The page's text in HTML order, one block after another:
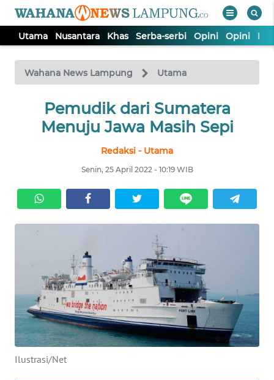
Utama Nusantara Khas Serba-serbi Opini Opini
Wahana News Lampung Utama
Pemudik dari Sumatera
Menuju Jawa Masih Sepi
Redaksi - Utama
Senin, 25 April 2022 - 10:19 WIB
Ilustrasi/Net
TV
Tutup
UTAMA
SERBA-
SERBI
OPINI
Informasi
BERITA